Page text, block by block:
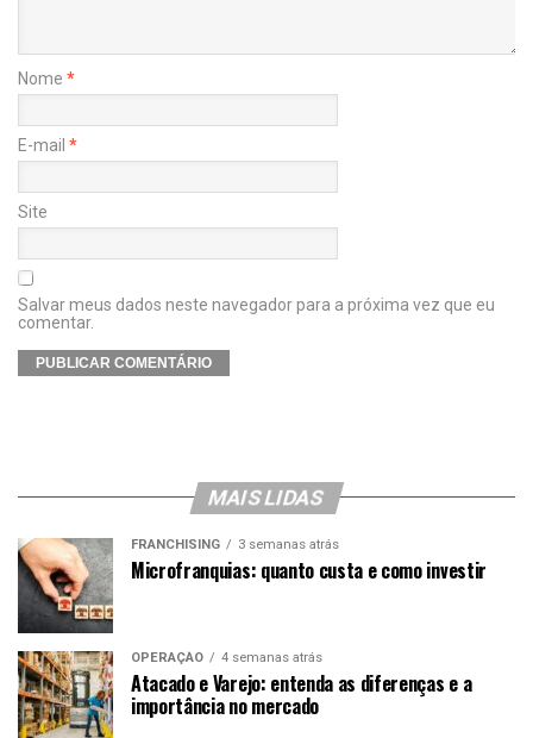
Nome *
E-mail *
Site
Salvar meus dados neste navegador para a próxima vez que eu
comentar.
MAIS LIDAS
FRANCHISING 3 semanas atrás
Microfranquias: quanto custa e como investir
OPERAÇÃO 4 semanas atrás
Atacado e Varejo: entenda as diferenças e a
importância no mercado